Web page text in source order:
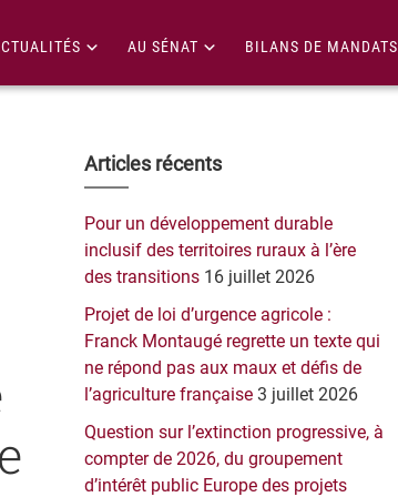
AU SÉNAT BILANS DE MANDATS
Barre
latérale
principale
Articles récents
Pour un développement durable
inclusif des territoires ruraux à l’ère
des transitions 16 juillet 2026
Projet de loi d’urgence agricole :
Franck Montaugé regrette un texte qui
ne répond pas aux maux et défis de
l’agriculture française 3 juillet 2026
Question sur l’extinction progressive, à
compter de 2026, du groupement
d’intérêt public Europe des projets